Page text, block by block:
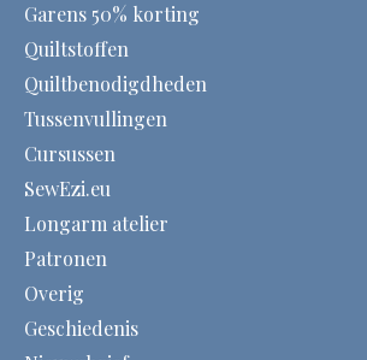
Garens 50% korting
Quiltstoffen
Quiltbenodigdheden
Tussenvullingen
Cursussen
SewEzi.eu
Longarm atelier
Patronen
Overig
Geschiedenis